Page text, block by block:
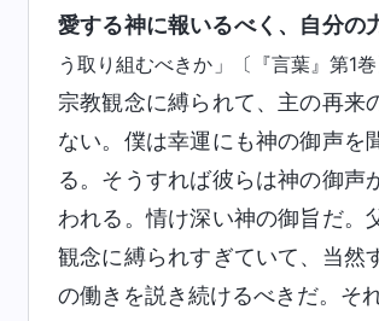
愛する神に報いるべく、自分の
う取り組むべきか」〔『言葉』第1巻
宗教観念に縛られて、主の再来
ない。僕は幸運にも神の御声を
る。そうすれば彼らは神の御声
われる。情け深い神の御旨だ。
観念に縛られすぎていて、当然
の働きを説き続けるべきだ。そ